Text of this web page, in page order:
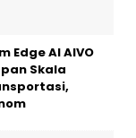
Edge AI AIVO
Skala